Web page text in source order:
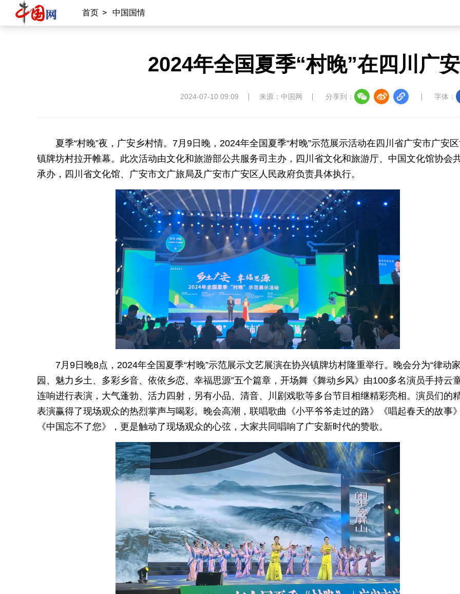
首页 > 中国国情
2024年全国夏季“村晚”在四川广
2024-07-10 09:09 来源：中国网 分享到： 字体：
夏季“村晚”夜，广安乡村情。7月9日晚，2024年全国夏季“村晚”示范展示活动在四川省广安市广安
镇牌坊村拉开帷幕。此次活动由文化和旅游部公共服务司主办，四川省文化和旅游厅、中国文化馆协会
承办，四川省文化馆、广安市文广旅局及广安市广安区人民政府负责具体执行。
7月9日晚8点，2024年全国夏季“村晚”示范展示文艺展演在协兴镇牌坊村隆重举行。晚会分为“律动
园、魅力乡土、多彩乡音、依依乡恋、幸福思源”五个篇章，开场舞《舞动乡风》由100多名演员手持云
连响进行表演，大气蓬勃、活力四射，另有小品、清音、川剧戏歌等多台节目相继精彩亮相。演员们的
表演赢得了现场观众的热烈掌声与喝彩。晚会高潮，联唱歌曲《小平爷爷走过的路》《唱起春天的故事
《中国忘不了您》，更是触动了现场观众的心弦，大家共同唱响了广安新时代的赞歌。